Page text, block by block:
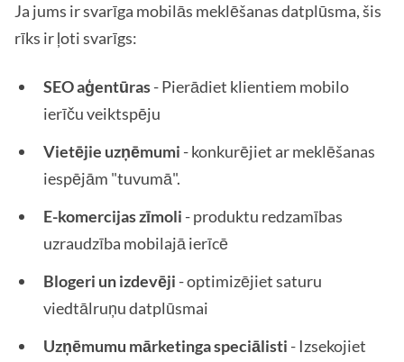
Ja jums ir svarīga mobilās meklēšanas datplūsma, šis
rīks ir ļoti svarīgs:
SEO aģentūras- Pierādiet klientiem mobilo
ierīču veiktspēju
Vietējie uzņēmumi - konkurējiet ar meklēšanas
iespējām "tuvumā".
E-komercijas zīmoli - produktu redzamības
uzraudzība mobilajā ierīcē
Blogeri un izdevēji - optimizējiet saturu
viedtālruņu datplūsmai
Uzņēmumu mārketinga speciālisti - Izsekojiet